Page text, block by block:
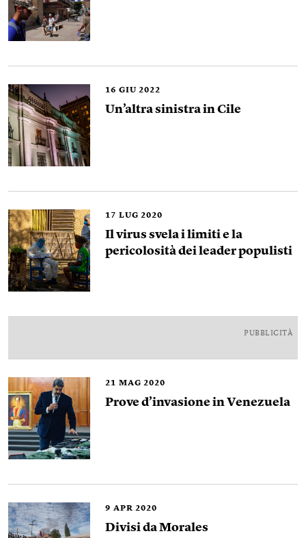
16 GIU 2022
Un’altra sinistra in Cile
17 LUG 2020
Il virus svela i limiti e la
pericolosità dei leader populisti
PUBBLICITÀ
21 MAG 2020
Prove d’invasione in Venezuela
9 APR 2020
Divisi da Morales